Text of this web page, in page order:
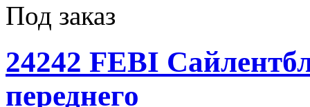
Под заказ
24242 FEBI
переднего